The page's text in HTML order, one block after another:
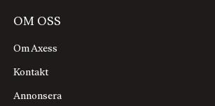
OM OSS
Om Axess
Kontakt
Annonsera